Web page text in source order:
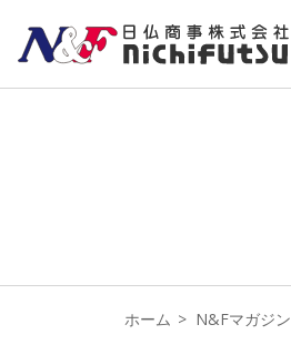
ホーム N&Fマガジン